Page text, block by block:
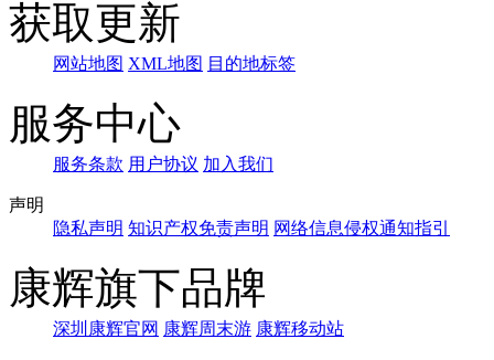
获取更新
网站地图 XML地图 目的地标签
服务中心
服务条款 用户协议 加入我们
声明
隐私声明 知识产权免责声明 网络信息侵权通知指引
康辉旗下品牌
深圳康辉官网 康辉周末游 康辉移动站